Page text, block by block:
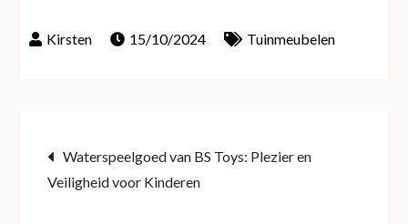
15/10/2024 Tuinmeubelen
Post
navigation
Waterspeelgoed van BS Toys: Plezier en
Veiligheid voor Kinderen